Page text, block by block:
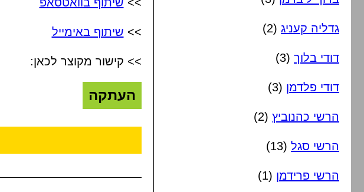
>> שיתוף באימייל
>> קישור מקוצר לכאן:
העתקה
גדליה קעניג (2)
דודי בלוך (3)
דודי פלדמן (3)
הרשי כהנוביץ (2)
הרשי סגל (13)
הרשי פרידמן (1)